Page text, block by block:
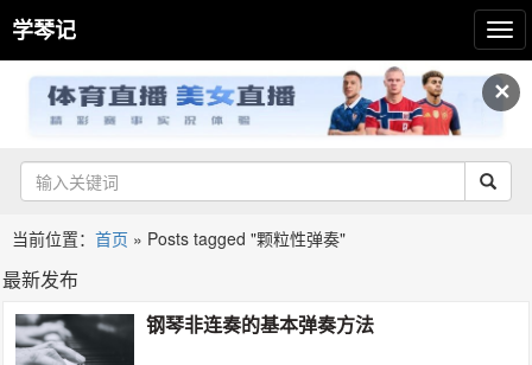
✕
学琴记
当前位置： 首页 » Posts tagged "颗粒性弹奏"
最新发布
钢琴非连奏的基本弹奏方法